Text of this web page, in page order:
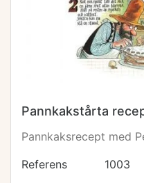
Pannkakstårta
Pannkaksrecept med
Referens
1003